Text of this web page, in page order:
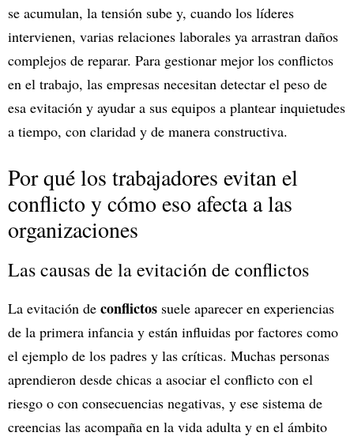
se acumulan, la tensión sube y, cuando los líderes
intervienen, varias relaciones laborales ya arrastran daños
complejos de reparar. Para gestionar mejor los conflictos
en el trabajo, las empresas necesitan detectar el peso de
esa evitación y ayudar a sus equipos a plantear inquietudes
a tiempo, con claridad y de manera constructiva.
Por qué los trabajadores evitan el
conflicto y cómo eso afecta a las
organizaciones
Las causas de la evitación de conflictos
La evitación de conflictos suele aparecer en experiencias
de la primera infancia y están influidas por factores como
el ejemplo de los padres y las críticas. Muchas personas
aprendieron desde chicas a asociar el conflicto con el
riesgo o con consecuencias negativas, y ese sistema de
creencias las acompaña en la vida adulta y en el ámbito